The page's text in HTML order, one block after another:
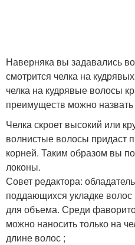
Наверняка вы задавались
смотрится челка на
челка на кудрявые волосы
преимуществ можно
Челка скроет высокий или
волнистые волосы придаст
корней. Таким образом вы
локоны.
Совет редактора:
поддающихся укладке
для объема. Среди
можно наносить только на
длине волос ;